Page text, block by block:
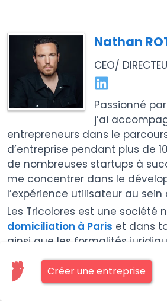
Créer une entreprise
Nathan
CEO/
Passionné
j’ai
entrepreneurs dans le
d’entreprise pendant plus de
de nombreuses startups à
me concentrer dans le
l’expérience utilisateur au sein
Les Tricolores est une société
domiciliation à Paris et dans
ainsi que les formalités